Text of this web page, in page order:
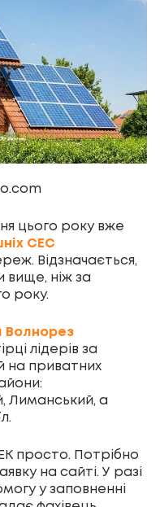
цього року вже
СЕС
Відзначається,
ніж за
року.
Волнорез
лідерів за
на приватних
Лиманський, а
просто. Потрібно
на сайті. У разі
у заповненні